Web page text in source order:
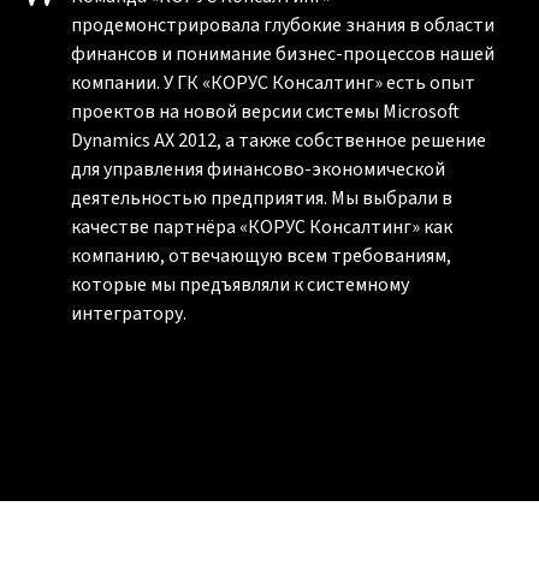
продемонстрировала глубокие знания в области
финансов и понимание бизнес-процессов нашей
компании. У ГК «КОРУС Консалтинг» есть опыт
проектов на новой версии системы Microsoft
Dynamics AX 2012, а также собственное решение
для управления финансово-экономической
деятельностью предприятия. Мы выбрали в
качестве партнёра «КОРУС Консалтинг» как
компанию, отвечающую всем требованиям,
которые мы предъявляли к системному
интегратору.